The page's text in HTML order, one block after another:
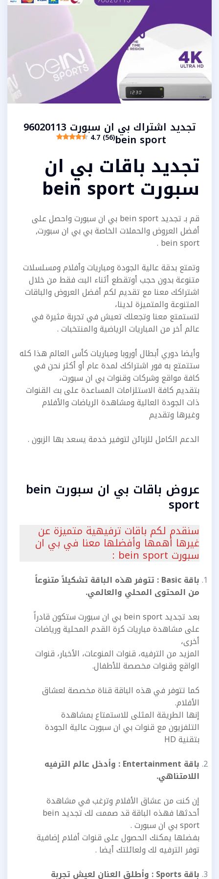
تجديد اشتراك بي ان سبورت 96020113
bein sport
4.7 (56)
تجديد باقات بي ان
سبورت bein sport
قم بـ تجديد bein sport بي ان سبورت واحصل على
أفضل العروض والحملات الخاصة بي بي ان سبورت,
bein sport .
وتمتع بدقة عالية الجودة ومباريات وأفلام ومسلسلات
متنوعة بدون حجب أوتقطع أثناء البث فقط من خلال
اشتراكك معنا مع تقديم لكم أفضل العروض والباقات
المتنوعة والمتميزة لدينا،
لتستمتع معنا وتجعلك تعيش في تجربة مثيرة في
عالم أخر من المباريات الرياضية والمنتخبات .
وأيضا دوري أبطال أوروبا ومباريات كأس العالم هذا كله
ستتمتع به فور اشتراكك لمدة عام أو أكثر نحن في
كافة مواقع وشركات وقنوات بي ان سبورت،
بتقديم كافة الاستلزامات المساعدة على بث القنوات
ذات الجودة العالية ومشاهدة الرياضات والأفلام
وغيرها وتقديم
الدعم الكامل للزبائن لتوفير خدمة يسعد بها الزبون .
عروض باقات بي ان سبورت bein
sport
سنقدم لكم باقات ترفيهية متميزة عن
غيرها أهمها وأفضلها معنا في بي ان
سبورت bein sport :
باقة Basic : تتوفر هذه الباقة تشكيلاً متنوعاً
من المحتوى المحلي والعالمي.
بعد تجديد bein sport بي ان سبورت ستكون قادراً
على مشاهدة مباريات كرة القدم المحلية ورياضات
أخرى،
المزيد من الترفيه، قنوات المنوعات، الأخبار، قنوات
الواقع وقنوات مخصصة للأطفال.
كما تتوفر في هذه الباقة قناة مخصصة لعشاق
الأفلام.
إنها الطريقة المثلى للاستمتاع بمشاهدة
التلفزيون مع قنوات بي ان سبورت عالية الجودة
بتقنية HD
باقة Entertainment : وأدخل عالم الترفيه
اللامتناهي.
إن كنت من عشاق الأفلام وترغب في مشاهدة
أحدثها فهذه الباقة قد صممت لك تجديد bein
sport بي ان سبورت .
بفضلها يمكنك الحصول على قنوات أفلام إضافية
توفر الترفيه لك ولعائلتك أيضا .
باقة Sports : وأطلق العنان لعيش تجربة